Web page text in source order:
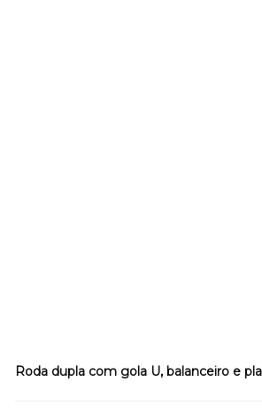
Roda dupla com gola U, balanceiro e